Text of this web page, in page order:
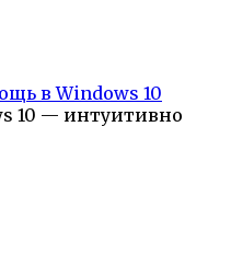
в Windows 10
10 — интуитивно